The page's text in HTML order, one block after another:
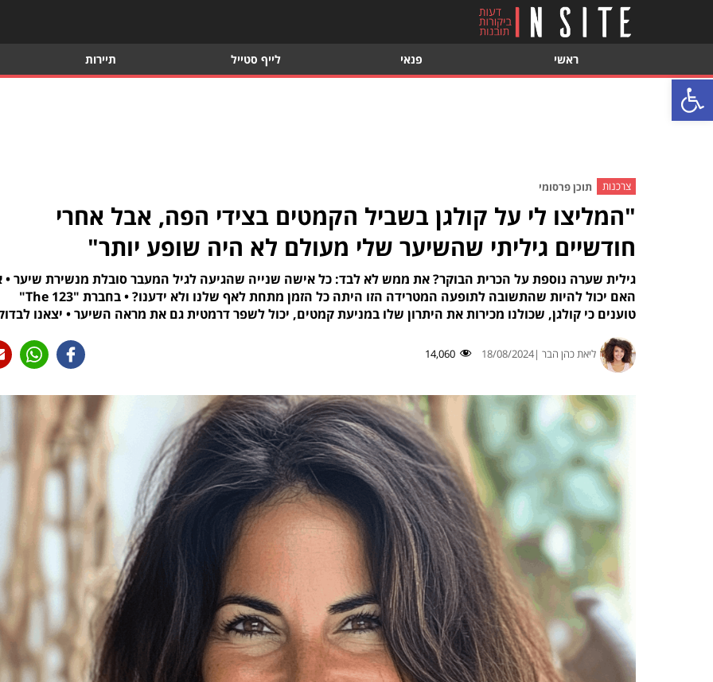
פתח סרגל נגישות
ראשי פנאי לייף סטייל תיירות
צרכנות תוכן פרסומי
"המליצו לי על קולגן בשביל הקמטים בצידי הפה, אבל אחרי
חודשיים גיליתי שהשיער שלי מעולם לא היה שופע יותר"
גילית שערה נוספת על הכרית הבוקר? את ממש לא לבד: כל אישה שנייה שהגיעה לגיל המעבר סובלת מנשירת שיער •
האם יכול להיות שהתשובה לתופעה המטרידה הזו היתה כל הזמן מתחת לאף שלנו ולא ידענו? • בחברת "123 The"
טוענים כי קולגן, שכולנו מכירות את היתרון שלו במניעת קמטים, יכול לשפר דרמטית גם את מראה השיער • יצאנו
ליאת כהן הבר |18/08/2024
14,060